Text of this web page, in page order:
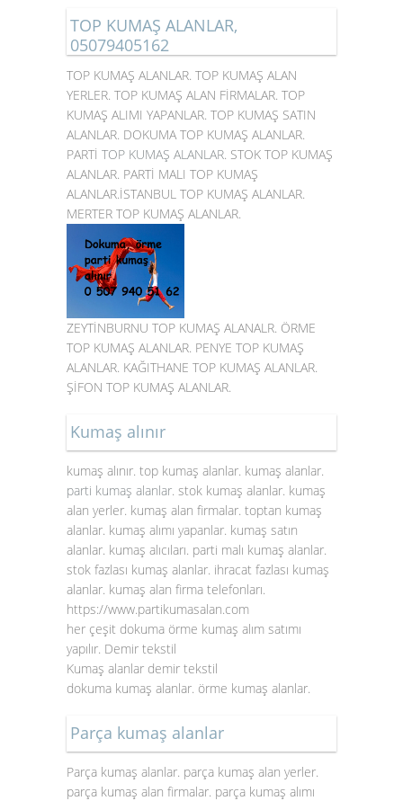
TOP KUMAŞ ALANLAR,
05079405162
TOP KUMAŞ ALANLAR. TOP KUMAŞ ALAN
YERLER. TOP KUMAŞ ALAN FİRMALAR. TOP
KUMAŞ ALIMI YAPANLAR. TOP KUMAŞ SATIN
ALANLAR. DOKUMA TOP KUMAŞ ALANLAR.
PARTİ TOP KUMAŞ ALANLAR. STOK TOP KUMAŞ
ALANLAR. PARTİ MALI TOP KUMAŞ
ALANLAR.İSTANBUL TOP KUMAŞ ALANLAR.
MERTER TOP KUMAŞ ALANLAR.
ZEYTİNBURNU TOP KUMAŞ ALANALR. ÖRME
TOP KUMAŞ ALANLAR. PENYE TOP KUMAŞ
ALANLAR. KAĞITHANE TOP KUMAŞ ALANLAR.
ŞİFON TOP KUMAŞ ALANLAR.
Kumaş alınır
kumaş alınır. top kumaş alanlar. kumaş alanlar.
parti kumaş alanlar. stok kumaş alanlar. kumaş
alan yerler. kumaş alan firmalar. toptan kumaş
alanlar. kumaş alımı yapanlar. kumaş satın
alanlar. kumaş alıcıları. parti malı kumaş alanlar.
stok fazlası kumaş alanlar. ihracat fazlası kumaş
alanlar. kumaş alan firma telefonları.
https://www.partikumasalan.com
her çeşit dokuma örme kumaş alım satımı
yapılır. Demir tekstil
Kumaş alanlar demir tekstil
dokuma kumaş alanlar. örme kumaş alanlar.
Parça kumaş alanlar
Parça kumaş alanlar. parça kumaş alan yerler.
parça kumaş alan firmalar. parça kumaş alımı